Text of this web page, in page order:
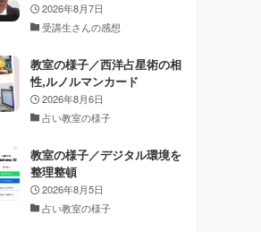
2026年8月7日
受講生さんの感想
教室の様子／西洋占星術の相
性,ルノルマンカード
2026年8月6日
占い教室の様子
教室の様子／デジタル環境を
整理整頓
2026年8月5日
占い教室の様子